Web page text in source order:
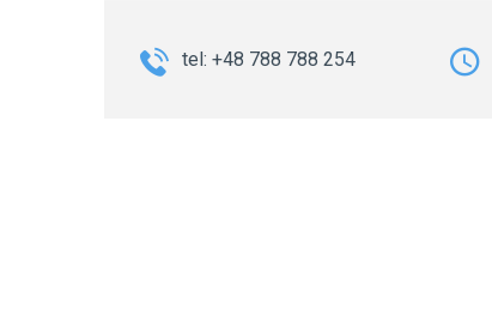
tel: +48 788 788 254